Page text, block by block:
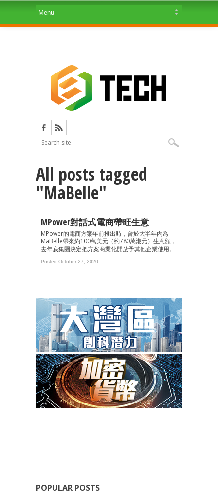
All posts tagged
"MaBelle"
MPower對話式電商帶旺生意
MPower的電商方案年前推出時，曾於大半年內為
MaBelle帶來約100萬美元（約780萬港元）生意額，
去年底集團決定把方案商業化開放予其他企業使用。
Posted October 27, 2020
POPULAR POSTS